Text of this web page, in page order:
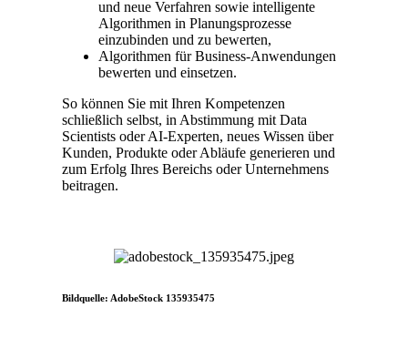
und neue Verfahren sowie intelligente
Algorithmen in Planungsprozesse
einzubinden und zu bewerten,
Algorithmen für Business-Anwendungen
bewerten und einsetzen.
So können Sie mit Ihren Kompetenzen
schließlich selbst, in Abstimmung mit Data
Scientists oder AI-Experten, neues Wissen über
Kunden, Produkte oder Abläufe generieren und
zum Erfolg Ihres Bereichs oder Unternehmens
beitragen.
Bildquelle: AdobeStock 135935475